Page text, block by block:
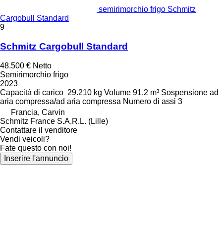
semirimorchio frigo Schmitz
Cargobull Standard
9
Schmitz Cargobull Standard
48.500 € Netto
Semirimorchio frigo
2023
Capacità di carico 29.210 kg Volume 91,2 m³ Sospensione ad
aria compressa/ad aria compressa Numero di assi 3
Francia, Carvin
Schmitz France S.A.R.L. (Lille)
Contattare il venditore
Vendi veicoli?
Fate questo con noi!
Inserire l'annuncio